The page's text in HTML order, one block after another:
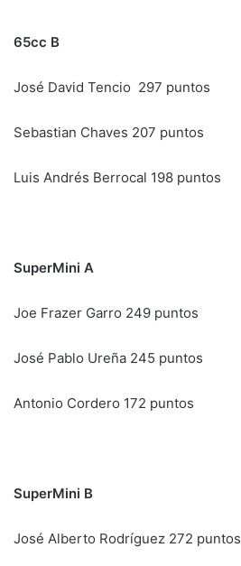
65cc B
José David Tencio 297 puntos
Sebastian Chaves 207 puntos
Luis Andrés Berrocal 198 puntos
SuperMini A
Joe Frazer Garro 249 puntos
José Pablo Ureña 245 puntos
Antonio Cordero 172 puntos
SuperMini B
José Alberto Rodríguez 272 puntos